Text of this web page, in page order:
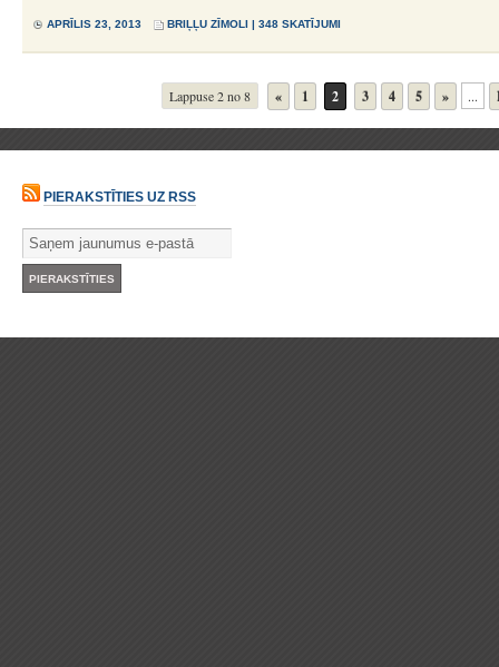
APRĪLIS 23, 2013 BRIĻĻU ZĪMOLI | 348 SKATĪJUMI
Lappuse 2 no 8 « 1 2 3 4 5 » ...
PIERAKSTĪTIES UZ RSS